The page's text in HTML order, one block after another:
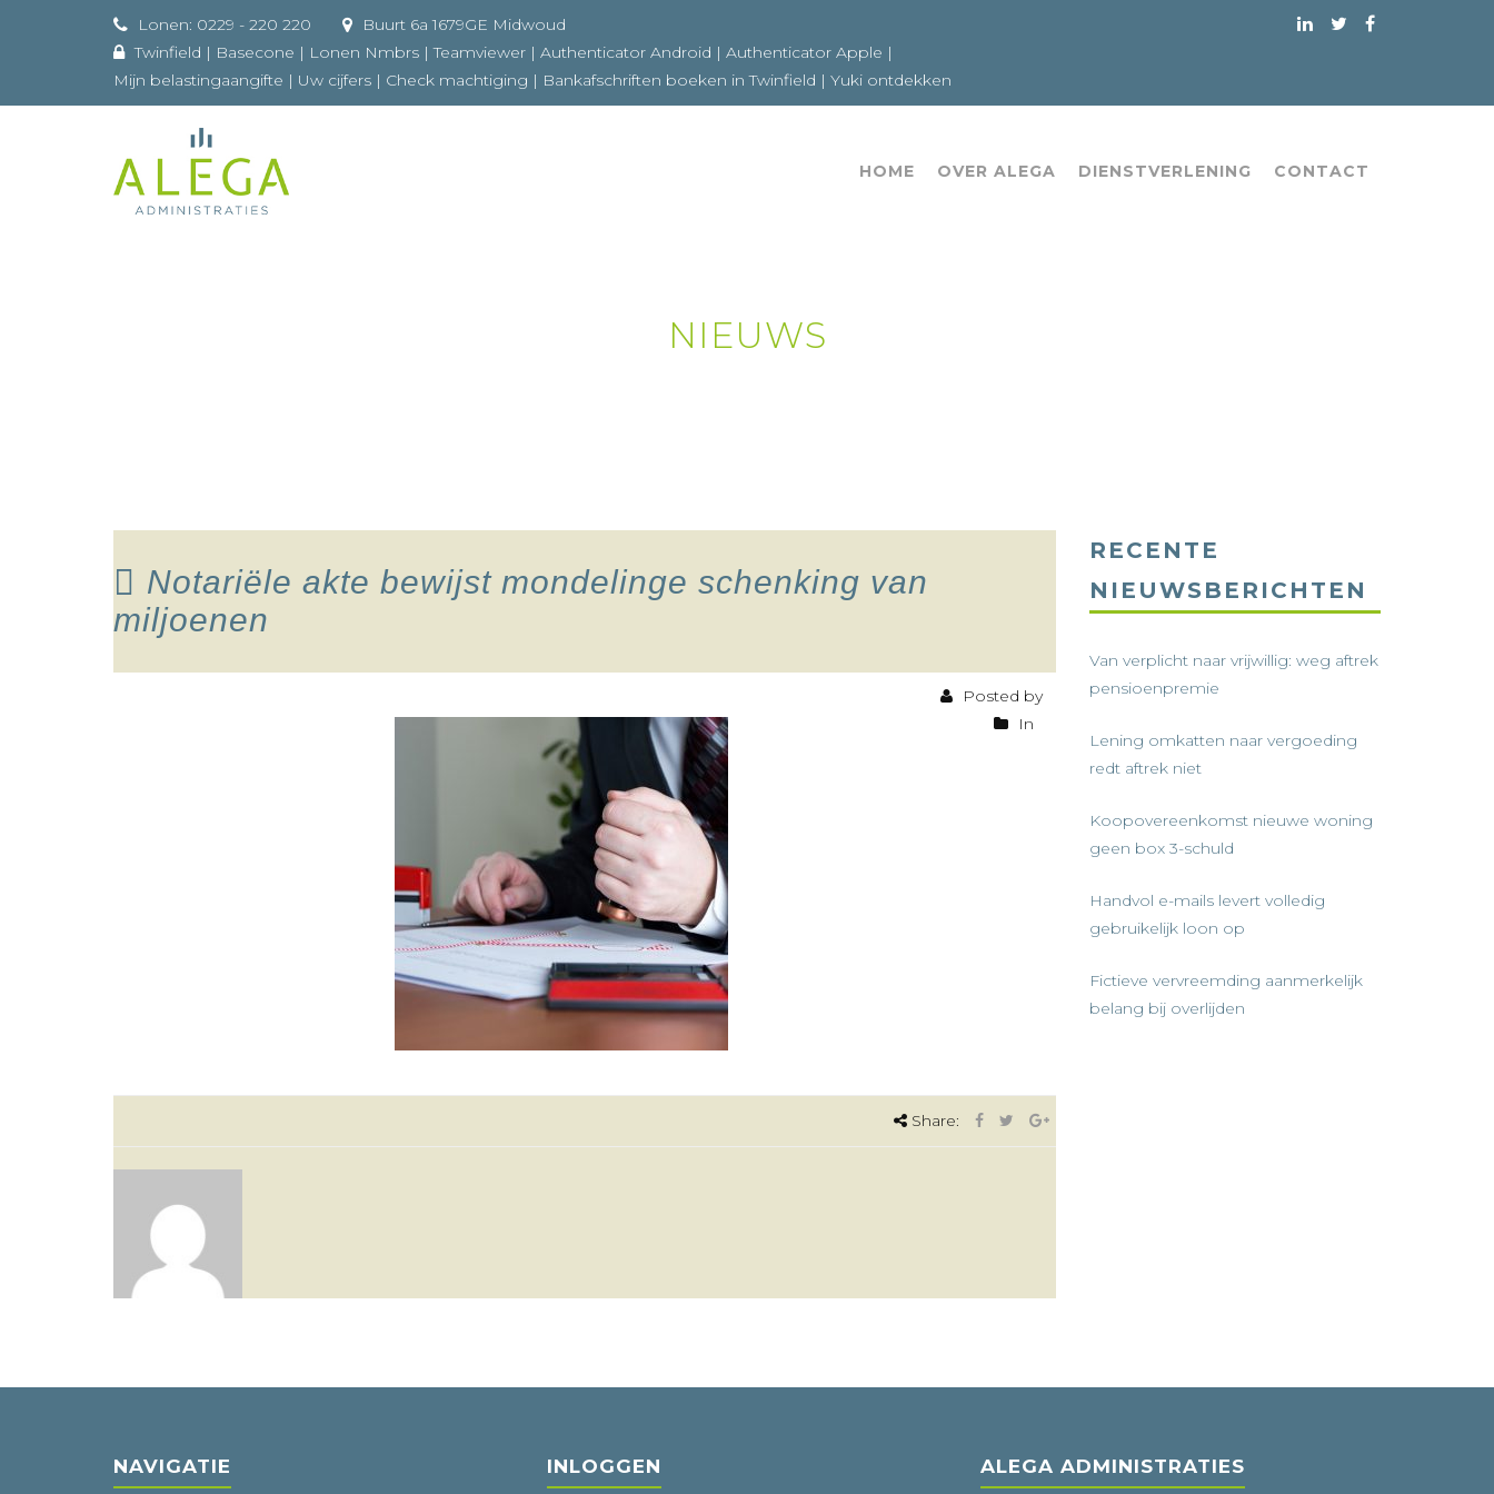
Lonen: 0229 - 220 220
Buurt 6a 1679GE Midwoud
Twinfield | Basecone | Lonen Nmbrs |Teamviewer | Authenticator Android | Authenticator Apple |
Mijn belastingaangifte | Uw cijfers | Check machtiging | Bankafschriften boeken in Twinfield | Yuki ontdekken
HOME OVER ALEGA DIENSTVERLENING CONTACT
NIEUWS
Notariële akte bewijst mondelinge schenking van
miljoenen
Posted by
In
Share:
RECENTE
NIEUWSBERICHTEN
Van verplicht naar vrijwillig: weg aftrek
pensioenpremie
Lening omkatten naar vergoeding
redt aftrek niet
Koopovereenkomst nieuwe woning
geen box 3-schuld
Handvol e-mails levert volledig
gebruikelijk loon op
Fictieve vervreemding aanmerkelijk
belang bij overlijden
NAVIGATIE INLOGGEN ALEGA ADMINISTRATIES